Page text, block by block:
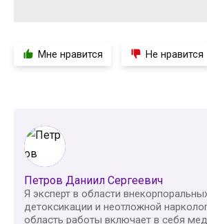
Мне нравится Не нравится
Петров Даниил Сергеевич
Я эксперт в области
детоксикации и неотложной
область работы включает в себя